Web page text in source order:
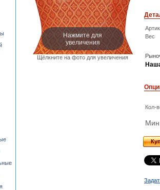
Нажмите для
увеличения
Щёлкните на фото для увеличения
Вес
Кол-